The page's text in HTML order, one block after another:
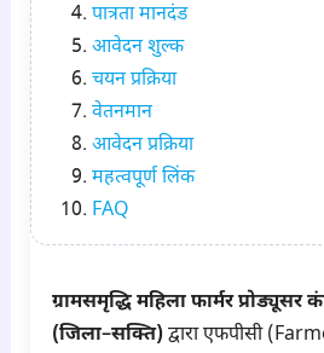
पात्रता मानदंड
आवेदन शुल्क
चयन प्रक्रिया
वेतनमान
आवेदन प्रक्रिया
महत्वपूर्ण लिंक
FAQ
ग्रामसमृद्धि महिला फार्मर
(जिला–सक्ति) द्वारा एफपीसी